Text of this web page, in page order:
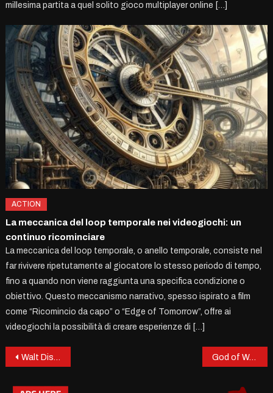
millesima partita a quel solito gioco multiplayer online […]
ACTION
La meccanica del loop temporale nei videogiochi: un
continuo ricominciare
La meccanica del loop temporale, o anello temporale, consiste nel
far rivivere ripetutamente al giocatore lo stesso periodo di tempo,
fino a quando non viene raggiunta una specifica condizione o
obiettivo. Questo meccanismo narrativo, spesso ispirato a film
come “Ricomincio da capo” o “Edge of Tomorrow”, offre ai
videogiochi la possibilità di creare esperienze di […]
Post
navigation
Walt Disney e il suo impatto nel mondo dei videogiochi God of War: un’epopea nordica mozzafiato